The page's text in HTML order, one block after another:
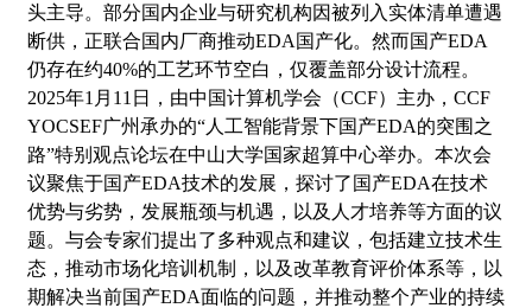
头主导。部分国内企业与研究机构因被列入实体清单遭遇
断供，正联合国内厂商推动EDA国产化。然而国产EDA
仍存在约40%的工艺环节空白，仅覆盖部分设计流程。
2025年1月11日，由中国计算机学会（CCF）主办，CCF
YOCSEF广州承办的“人工智能背景下国产EDA的突围之
路”特别观点论坛在中山大学国家超算中心举办。本次会
议聚焦于国产EDA技术的发展，探讨了国产EDA在技术
优势与劣势，发展瓶颈与机遇，以及人才培养等方面的议
题。与会专家们提出了多种观点和建议，包括建立技术生
态，推动市场化培训机制，以及改革教育评价体系等，以
期解决当前国产EDA面临的问题，并推动整个产业的持续